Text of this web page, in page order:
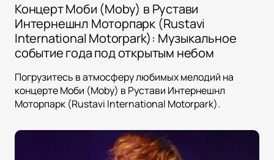
Концерт Моби (Moby) в Рустави
Интернешнл Моторпарк (Rustavi
International Motorpark): Музыкальное
событие года под открытым небом
Погрузитесь в атмосферу любимых мелодий на
концерте Моби (Moby) в Рустави Интернешнл
Моторпарк (Rustavi International Motorpark).